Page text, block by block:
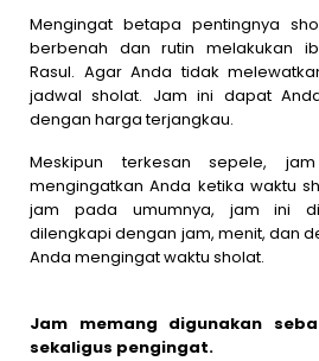
Mengingat betapa pentingnya
berbenah dan rutin melakukan
Rasul. Agar Anda tidak
jadwal sholat. Jam ini dapat
dengan harga terjangkau.
Meskipun terkesan sepele,
mengingatkan Anda ketika waktu
jam pada umumnya, jam ini
dilengkapi dengan jam, menit, dan
Anda mengingat waktu sholat.
Jam memang digunakan
sekaligus pengingat.